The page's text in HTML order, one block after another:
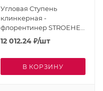
Угловая Ступень
клинкерная -
флорентинер STROEHER
Keraplatte Roccia Sandos
12 012.24₽/шт
В КОРЗИНУ